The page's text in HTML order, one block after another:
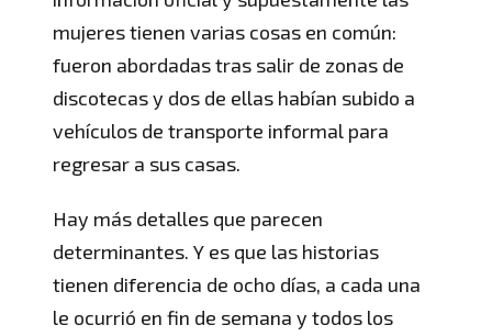
mujeres tienen varias cosas en común:
fueron abordadas tras salir de zonas de
discotecas y dos de ellas habían subido a
vehículos de transporte informal para
regresar a sus casas.
Hay más detalles que parecen
determinantes. Y es que las historias
tienen diferencia de ocho días, a cada una
le ocurrió en fin de semana y todos los